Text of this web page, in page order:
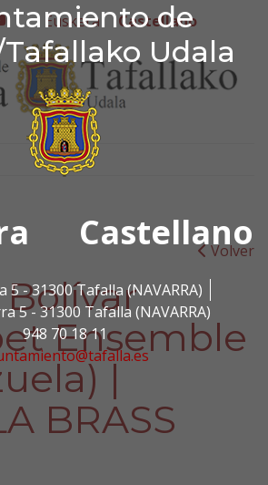
de
Udala
Castellano
5 - 31300 Tafalla (NAVARRA)
5 - 31300 Tafalla (NAVARRA)
948 70 18 11
de
youtube
Euskera Castellano
Volver
Ensemble
|
BRASS